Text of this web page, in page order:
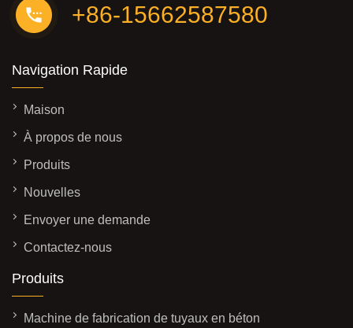
+86-15662587580
Navigation Rapide
Maison
À propos de nous
Produits
Nouvelles
Envoyer une demande
Contactez-nous
Produits
Machine de fabrication de tuyaux en béton